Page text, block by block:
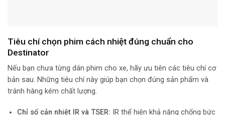
Tiêu chí chọn phim cách nhiệt đúng chuẩn cho
Destinator
Nếu bạn chưa từng dán phim cho xe, hãy ưu tiên các tiêu chí cơ
bản sau. Những tiêu chí này giúp bạn chọn đúng sản phẩm và
tránh hàng kém chất lượng.
Chỉ số cản nhiệt IR và TSER:
IR thể hiện khả năng chống bức